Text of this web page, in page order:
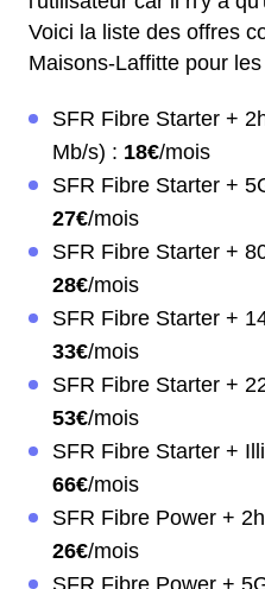
Voici la liste des offres
Maisons-Laffitte pour
SFR Fibre Starter +
Mb/s) : 18€/mois
SFR Fibre Starter +
27€/mois
SFR Fibre Starter +
28€/mois
SFR Fibre Starter +
33€/mois
SFR Fibre Starter +
53€/mois
SFR Fibre Starter +
66€/mois
SFR Fibre Power +
26€/mois